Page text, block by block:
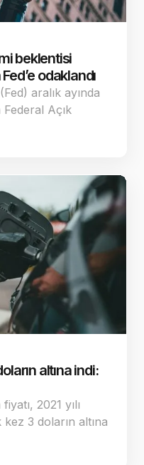
beklentisi
odaklandı
aralık ayında
Açık
altına indi:
2021 yılı
3 doların altına